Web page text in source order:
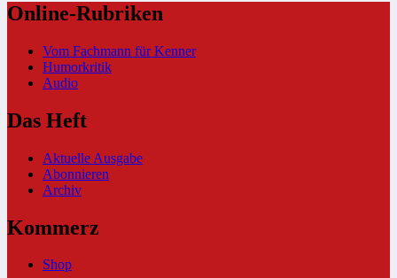
Online-Rubriken
Vom Fachmann für Kenner
Humorkritik
Audio
Das Heft
Aktuelle Ausgabe
Abonnieren
Archiv
Kommerz
Shop